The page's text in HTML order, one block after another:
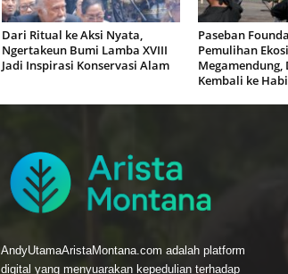
Dari Ritual ke Aksi Nyata,
Ngertakeun Bumi Lamba XVIII
Jadi Inspirasi Konservasi Alam
Paseban
Pemulihan
Megamendung,
Kembali ke
AndyUtamaAristaMontana.com adalah platform
digital yang menyuarakan kepedulian terhadap